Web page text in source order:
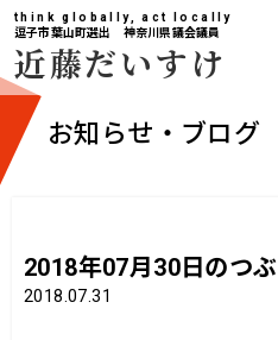
think globally, act locally
逗子市葉山町選出 神奈川県議会議員
近藤だいすけ
お知らせ・ブログ
2018年07月30日のつ
2018.07.31